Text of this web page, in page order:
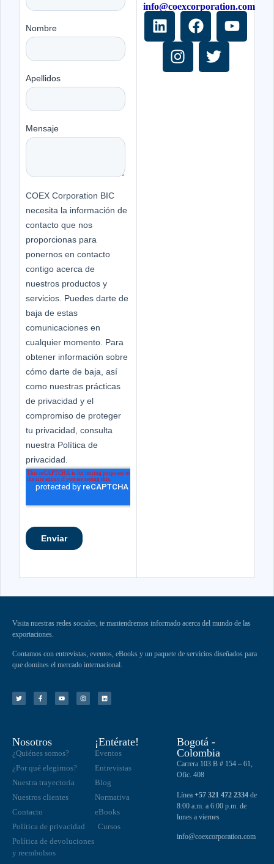
info@coexcorporation.com
Visita nuestras redes sociales, te mantendremos informado acerca del mundo de las
exportaciones.
Contamos con entrevistas, eventos, eBooks y un paquete de servicios diseñados para
que domines el mercado internacional.
Nosotros
¿Quiénes somos?
¿Por qué elegirnos?
Nuestra trayectoria
Nuestros clientes
Contacto
Política de privacidad
Política de devoluciones
y reembolsos
¡Entérate!
Eventos
Entrevistas
Blog
Normativa
eBooks
Cursos
Bogotá -
Colombia
Carrera 103 B # 154 – 61,
Ofic. 408
Línea +57 321 472 2334de
8:00 a.m. a 6:00 p.m. de
lunes a viernes
info@coexcorporation.com